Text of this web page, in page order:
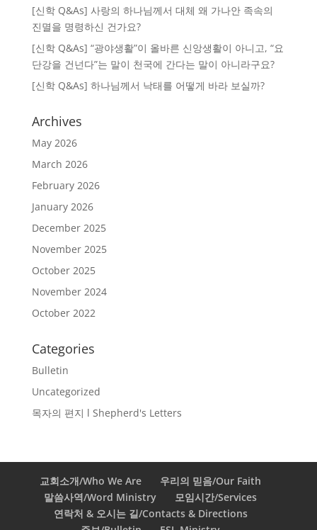
[신학 Q&As] 사랑의 하나님께서 대체 왜 가나안 족속의
진멸을 명령하신 건가요?
[신학 Q&As] “광야생활”이 올바른 신앙생활이 아니고, “요
단강을 건넌다”는 말이 천국에 간다는 말이 아니라구요?
[신학 Q&As] 하나님께서 낙태를 어떻게 바라 보실까?
Archives
May 2026
March 2026
February 2026
January 2026
December 2025
November 2025
October 2025
November 2024
October 2022
Categories
Bulletin
Uncategorized
목자의 편지 l Shepherd's Letters
교회소개/Who We Are
우리의 믿음/Our Faith
말씀사역/Word Ministry
모임시간/Services
연락처 & 오시는 길/Contacts & Directions